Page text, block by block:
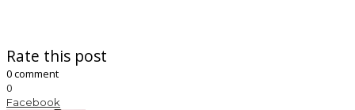
Rate this post
0 comment
0
Facebook